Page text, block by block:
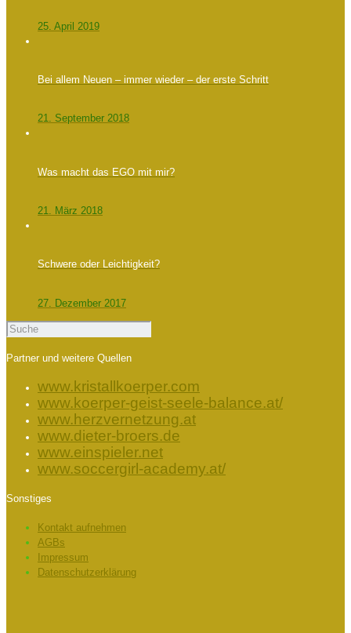
25. April 2019
Bei allem Neuen – immer wieder – der erste Schritt
21. September 2018
Was macht das EGO mit mir?
21. März 2018
Schwere oder Leichtigkeit?
27. Dezember 2017
Partner und weitere Quellen
www.kristallkoerper.com
www.koerper-geist-seele-balance.at/
www.herzvernetzung.at
www.dieter-broers.de
www.einspieler.net
www.soccergirl-academy.at/
Sonstiges
Kontakt aufnehmen
AGBs
Impressum
Datenschutzerklärung